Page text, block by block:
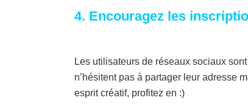
4. Encouragez les
Les utilisateurs de réseaux sociaux
n’hésitent pas à partager leur adresse
esprit créatif, profitez en :)